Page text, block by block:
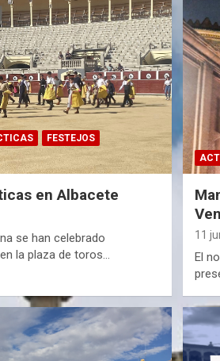
FESTEJOS
en Albacete
se han celebrado
la plaza de toros…
11
El